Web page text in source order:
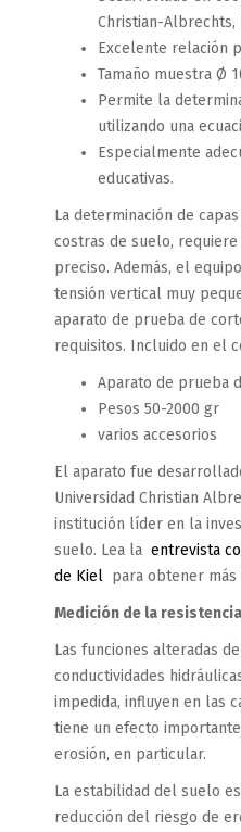
Christian-Albrechts,
Excelente relación
Tamaño muestra Ø
Permite la
utilizando una
Especialmente
educativas.
La determinación de
costras de suelo,
preciso. Además, el
tensión vertical muy
aparato de prueba de
requisitos. Incluido en el
Aparato de prueba
Pesos 50-2000 gr
varios accesorios
El aparato fue
Universidad Christian
institución líder en la
suelo. Lea la entrevista
de Kiel para obtener más
Medición de la
Las funciones alteradas
conductividades
impedida, influyen en las
tiene un efecto
erosión, en particular.
La estabilidad del suelo
reducción del riesgo de